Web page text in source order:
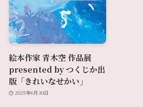
絵本作家 青木空 作品展
presented by つくじか出
版「きれいなせかい」
2025年6月30日